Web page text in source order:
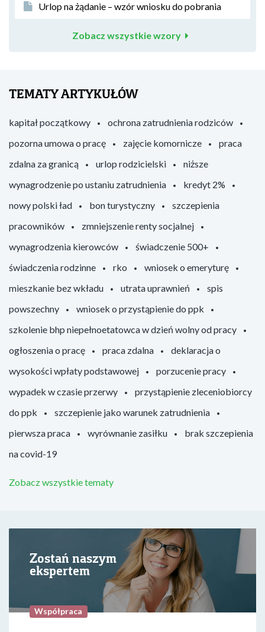
Urlop na żądanie – wzór wniosku do pobrania
Zobacz wszystkie wzory
TEMATY ARTYKUŁÓW
kapitał początkowy
ochrona zatrudnienia rodziców
pozorna umowa o pracę
zajęcie komornicze
praca
zdalna za granicą
urlop rodzicielski
niższe
wynagrodzenie po ustaniu zatrudnienia
kredyt 2%
nowy polski ład
bon turystyczny
szczepienia
pracowników
zmniejszenie renty socjalnej
wynagrodzenia kierowców
świadczenie 500+
świadczenia rodzinne
rko
wniosek o emeryturę
mieszkanie bez wkładu
utrata uprawnień
spis
powszechny
wniosek o przystąpienie do ppk
szkolenie bhp niepełnoetatowca w dzień wolny od pracy
ogłoszenia o pracę
praca zdalna
deklaracja o
wysokości wpłaty podstawowej
porzucenie pracy
wypadek w czasie przerwy
przystąpienie zleceniobiorcy
do ppk
szczepienie jako warunek zatrudnienia
pierwsza praca
wyrównanie zasiłku
brak szczepienia
na covid-19
Zobacz wszystkie tematy
Zostań naszym
ekspertem
Współpraca